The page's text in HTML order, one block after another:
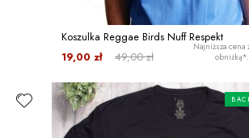
Koszulka Reggae Birds Nuff Respekt
49,00 zł
19,00 zł
Najniższa
obniżką*: